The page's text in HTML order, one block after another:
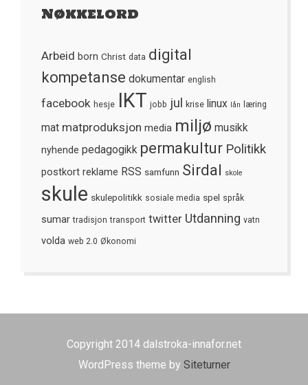
Nøkkelord
Arbeid born Christ data digital
kompetanse dokumentar english
facebook hesje IKT jobb jul krise linux lån læring
mat matproduksjon media miljø musikk
nyhende pedagogikk permakultur Politikk
postkort reklame RSS samfunn Sirdal skole
skule skulepolitikk sosiale media spel språk
sumar tradisjon transport twitter Utdanning vatn
volda web 2.0 Økonomi
Copyright 2014 dalstroka-innafor.net
WordPress theme by Siteturner